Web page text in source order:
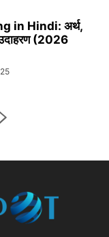
in Hindi: अर्थ,
(2026